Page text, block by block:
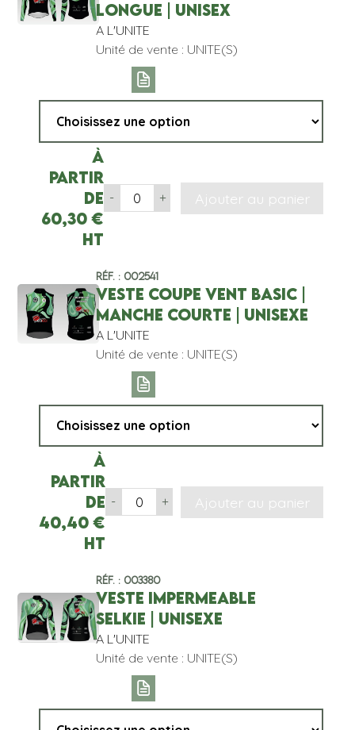
LONGUE | UNISEX
A L'UNITE
Unité de vente : UNITE(S)
À
partir
de
60,30 €
HT
- + Ajouter au panier
Réf. : 002541
VESTE COUPE VENT BASIC |
MANCHE COURTE | UNISEXE
A L'UNITE
Unité de vente : UNITE(S)
À
partir
de
40,40€
HT
- + Ajouter au panier
Réf. : 003380
VESTE IMPERMEABLE
SELKIE | UNISEXE
A L'UNITE
Unité de vente : UNITE(S)